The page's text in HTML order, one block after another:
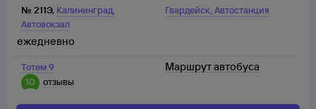
№ 211Э, Калининград,
Автовокзал
Гвардейск,Автостанция
Тотем 9
10
отзывы
ежедневно
Маршрут автобуса